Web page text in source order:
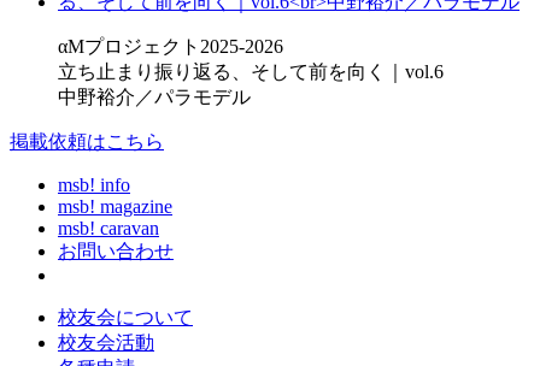
αMプロジェクト2025-2026
立ち止まり振り返る、そして前を向く｜vol.6
中野裕介／パラモデル
掲載依頼はこちら
msb! info
msb! magazine
msb! caravan
お問い合わせ
校友会について
校友会活動